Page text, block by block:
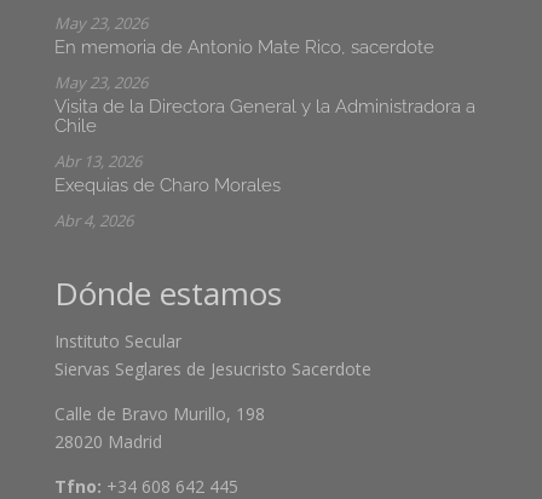
May 23, 2026
En memoria de Antonio Mate Rico, sacerdote
May 23, 2026
Visita de la Directora General y la Administradora a
Chile
Abr 13, 2026
Exequias de Charo Morales
Abr 4, 2026
Dónde estamos
Instituto Secular
Siervas Seglares de Jesucristo Sacerdote
Calle de Bravo Murillo, 198
28020 Madrid
Tfno: +34 608 642 445